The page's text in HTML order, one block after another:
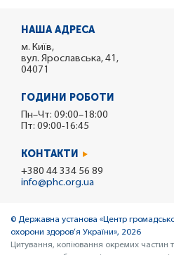
НАША АДРЕСА
м. Київ,
вул. Ярославська, 41,
04071
ГОДИНИ РОБОТИ
Пн–Чт: 09:00–18:00
Пт: 09:00-16:45
КОНТАКТИ
+380 44 334 56 89
info@phc.org.ua
© Державна установа «Центр
охорони здоров’я України», 2026
Цитування, копіювання окремих частин